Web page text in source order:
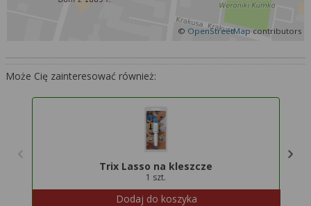
© OpenStreetMapcontributors
Może Cię zainteresować również:
Trix Lasso na kleszcze
1 szt.
Dodaj do koszyka